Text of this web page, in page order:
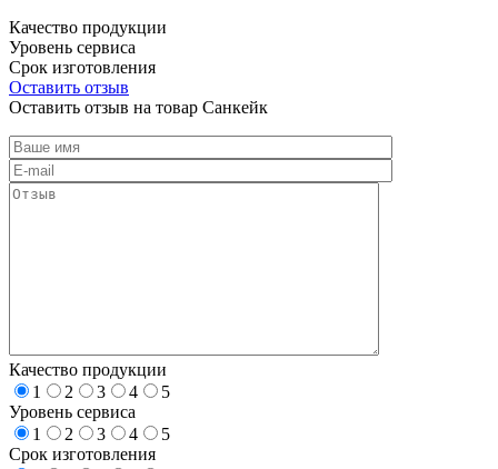
Качество продукции
Уровень сервиса
Срок изготовления
Оставить отзыв
Оставить отзыв на товар Санкейк
Качество продукции
1
2 3 4
5
Уровень сервиса
1
2 3 4
5
Срок изготовления